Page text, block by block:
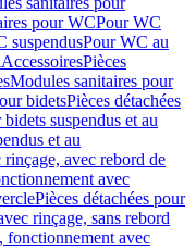
pour WCPour WC
suspendusPour WC au
AccessoiresPièces
Modules sanitaires pour
bidetsPièces détachées
bidets suspendus et au
et au
avec rebord de
avec
Pièces détachées pour
rinçage, sans rebord
fonctionnement avec